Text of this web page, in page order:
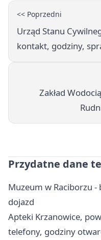
<< Poprzedni
Urząd Stanu
kontakt, godziny,
Zakład
Przydatne dane
Muzeum w Raciborzu
dojazd
Apteki Krzanowice,
telefony, godziny